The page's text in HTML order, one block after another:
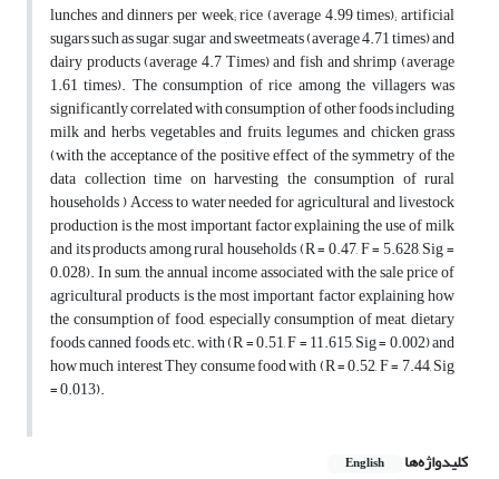
lunches and dinners per week; rice (average 4.99 times); artificial
sugars such as sugar, sugar and sweetmeats (average 4.71 times) and
dairy products (average 4.7 Times) and fish and shrimp (average
1.61 times). The consumption of rice among the villagers was
significantly correlated with consumption of other foods including
milk and herbs, vegetables and fruits, legumes, and chicken grass
(with the acceptance of the positive effect of the symmetry of the
data collection time on harvesting the consumption of rural
households ) Access to water needed for agricultural and livestock
production is the most important factor explaining the use of milk
and its products among rural households (R = 0.47, F = 5.628, Sig =
0.028). In sum, the annual income associated with the sale price of
agricultural products is the most important factor explaining how
the consumption of food, especially consumption of meat, dietary
foods, canned foods, etc. with (R = 0.51, F = 11.615, Sig = 0.002) and
how much interest They consume food with (R = 0.52, F = 7.44, Sig
= 0.013).
کلیدواژه‌ها English